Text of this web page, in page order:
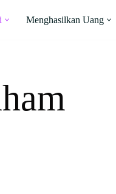
Menghasilkan Uang